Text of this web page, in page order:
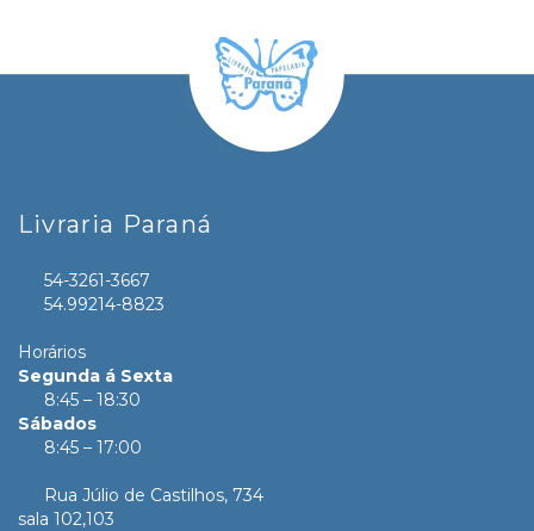
Livraria Paraná
54-3261-3667
54.99214-8823
Horários
Segunda á Sexta
8:45 – 18:30
Sábados
8:45 – 17:00
Rua Júlio de Castilhos, 734
sala 102,103